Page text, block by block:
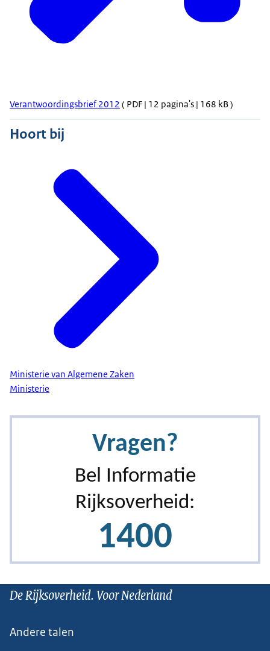
Verantwoordingsbrief 2012 ( PDF | 12 pagina's | 168 kB )
Hoort bij
Ministerie van Algemene Zaken
Ministerie
De Rijksoverheid. Voor Nederland
Andere talen